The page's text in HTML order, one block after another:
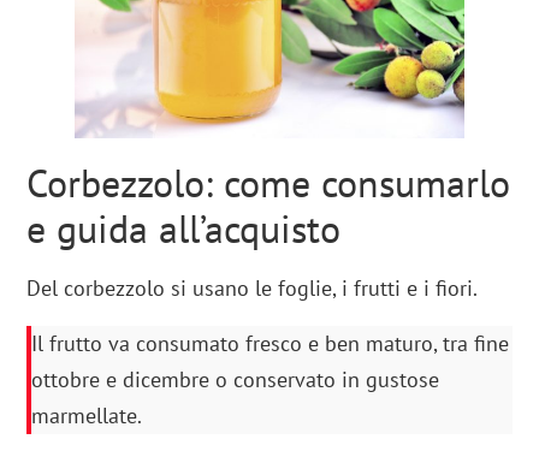
Corbezzolo: come consumarlo
e guida all’acquisto
Del corbezzolo si usano le foglie, i frutti e i fiori.
Il frutto va consumato fresco e ben maturo, tra fine
ottobre e dicembre o conservato in gustose
marmellate.